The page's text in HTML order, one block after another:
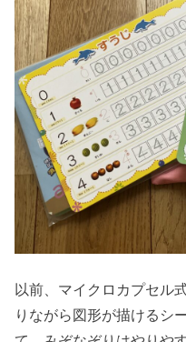
以前、マイクロカプセル
りながら図形が描けるシ